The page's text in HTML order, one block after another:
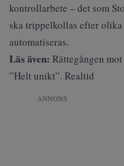
kontrollarbete – det som
ska trippelkollas efter
automatiseras.
Läs även: Rättegången
”Helt unikt”. Realtid
ANNONS